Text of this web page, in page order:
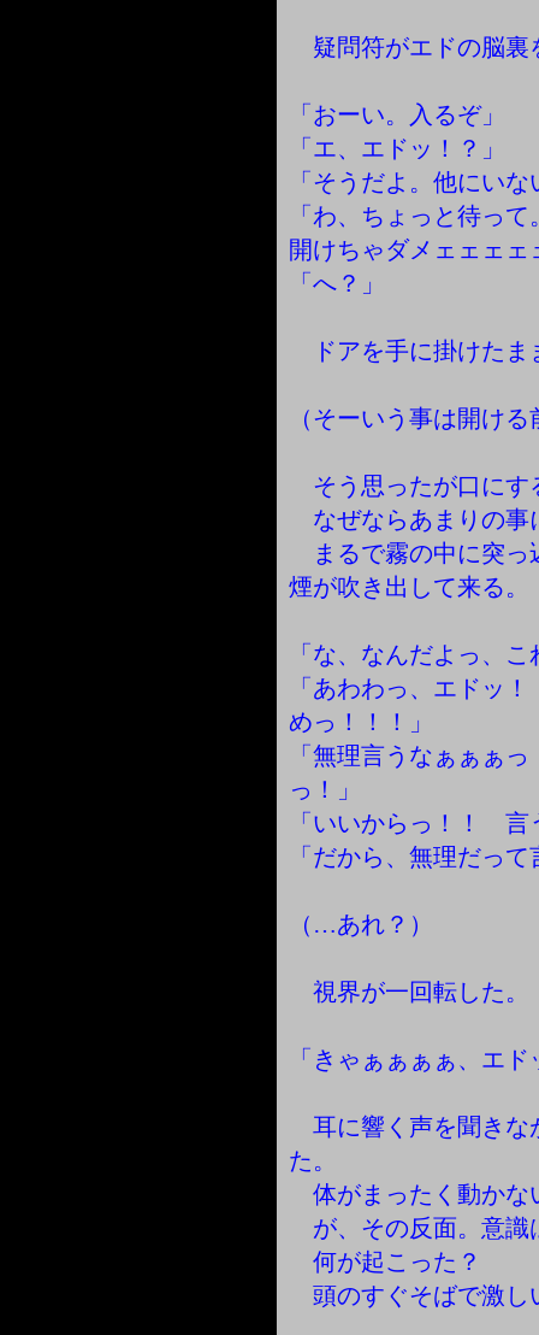
疑問符がエドの脳裏
「おーい。入るぞ」
「エ、エドッ！？」
「そうだよ。他にい
「わ、ちょっと待っ
開けちゃダメェェェェ
「へ？」
ドアを手に掛けたま
（そーいう事は開け
そう思ったが口にす
なぜならあまりの事
まるで霧の中に突っ
煙が吹き出して来る。
「な、なんだよっ、
「あわわっ、エドッ
めっ！！！」
「無理言うなぁぁぁ
っ！」
「いいからっ！！ 言
「だから、無理だっ
（…あれ？）
視界が一回転した。
「きゃぁぁぁぁ、エ
耳に響く声を聞きな
た。
体がまったく動かな
が、その反面。意識
何が起こった？
頭のすぐそばで激し